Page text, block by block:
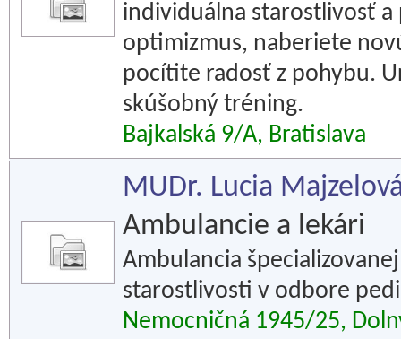
individuálna starostlivosť
optimizmus, naberiete
pocítite radosť z pohybu.
skúšobný tréning.
Bajkalská 9/A, Bratislava
MUDr. Lucia
Ambulancie a lekári
Ambulancia
starostlivosti v odbore
Nemocničná 1945/25,